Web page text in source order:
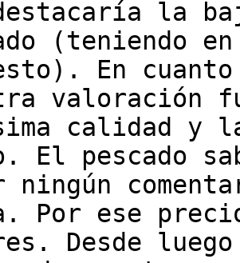
la
(teniendo
En
valoración
calidad y
El pescado
ningún
Por ese
Desde